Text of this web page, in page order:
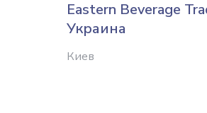
Eastern Beverage
Украина
Киев